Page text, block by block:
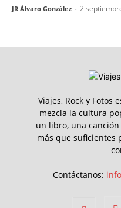
JR Álvaro González - 2
Viajes, Rock y Fotos
mezcla la cultura
un libro, una
más que suficientes
Contáctanos: